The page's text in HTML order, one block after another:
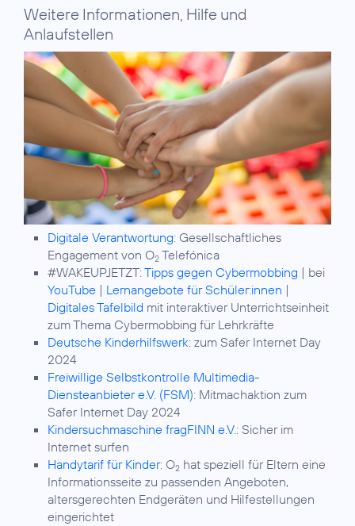
Weitere Informationen, Hilfe und
Anlaufstellen
Digitale Verantwortung: Gesellschaftliches
Engagement von O2 Telefónica
#WAKEUPJETZT:Tipps gegen Cybermobbing | bei
YouTube | Lernangebote für Schüler:innen |
Digitales Tafelbild mit interaktiver Unterrichtseinheit
zum Thema Cybermobbing für Lehrkräfte
Deutsche Kinderhilfswerk: zum Safer Internet Day
2024
Freiwillige Selbstkontrolle Multimedia-
Diensteanbieter e.V. (FSM): Mitmachaktion zum
Safer Internet Day 2024
Kindersuchmaschine fragFINN e.V.: Sicher im
Internet surfen
Handytarif für Kinder: O2 hat speziell für Eltern eine
Informationsseite zu passenden Angeboten,
altersgerechten Endgeräten und Hilfestellungen
eingerichtet